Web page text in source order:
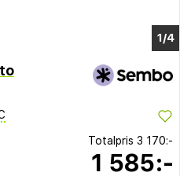
Totalpris 3 170:-
1 585:-